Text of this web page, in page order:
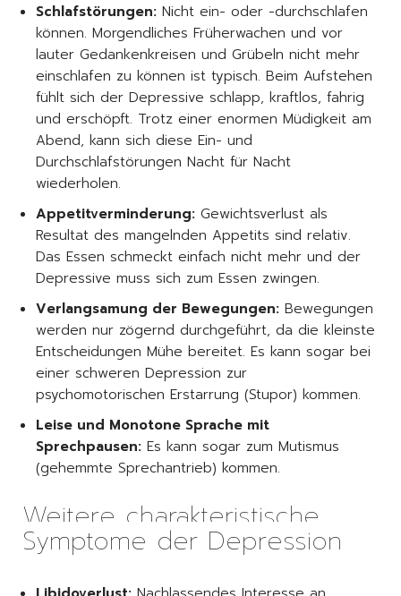
Schlafstörungen: Nicht ein- oder -durchschlafen
können. Morgendliches Früherwachen und vor
lauter Gedankenkreisen und Grübeln nicht mehr
einschlafen zu können ist typisch. Beim Aufstehen
fühlt sich der Depressive schlapp, kraftlos, fahrig
und erschöpft. Trotz einer enormen Müdigkeit am
Abend, kann sich diese Ein- und
Durchschlafstörungen Nacht für Nacht
wiederholen.
Appetitverminderung: Gewichtsverlust als
Resultat des mangelnden Appetits sind relativ.
Das Essen schmeckt einfach nicht mehr und der
Depressive muss sich zum Essen zwingen.
Verlangsamung der Bewegungen: Bewegungen
werden nur zögernd durchgeführt, da die kleinste
Entscheidungen Mühe bereitet. Es kann sogar bei
einer schweren Depression zur
psychomotorischen Erstarrung (Stupor) kommen.
Leise und Monotone Sprache mit
Sprechpausen: Es kann sogar zum Mutismus
(gehemmte Sprechantrieb) kommen.
Weitere charakteristische
Symptome der Depression